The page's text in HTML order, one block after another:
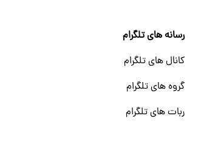
رسانه های تلگرام
کانال های تلگرام
گروه های تلگرام
ربات های تلگرام